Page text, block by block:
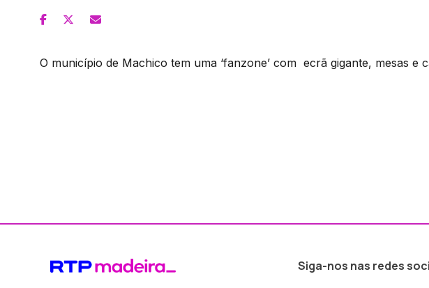
O município de Machico tem uma ‘fanzone’ com ecrã gigante, mesas e
Siga-nos nas redes